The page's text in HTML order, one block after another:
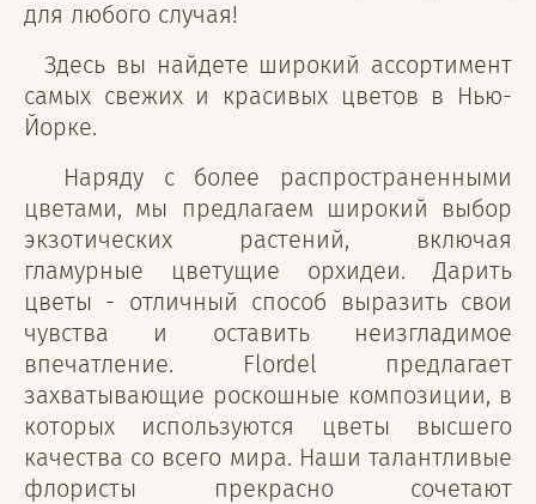
для любого случая!
Здесь вы найдете широкий ассортимент
самых свежих и красивых цветов в Нью-
Йорке.
Наряду с более распространенными
цветами, мы предлагаем широкий выбор
экзотических растений, включая
гламурные цветущие орхидеи. Дарить
цветы - отличный способ выразить свои
чувства и оставить неизгладимое
впечатление. Flordel предлагает
захватывающие роскошные композиции, в
которых используются цветы высшего
качества со всего мира. Наши талантливые
флористы прекрасно сочетают